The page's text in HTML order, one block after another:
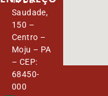
Saudade,
150 –
Centro –
Moju – PA
– CEP:
68450-
000